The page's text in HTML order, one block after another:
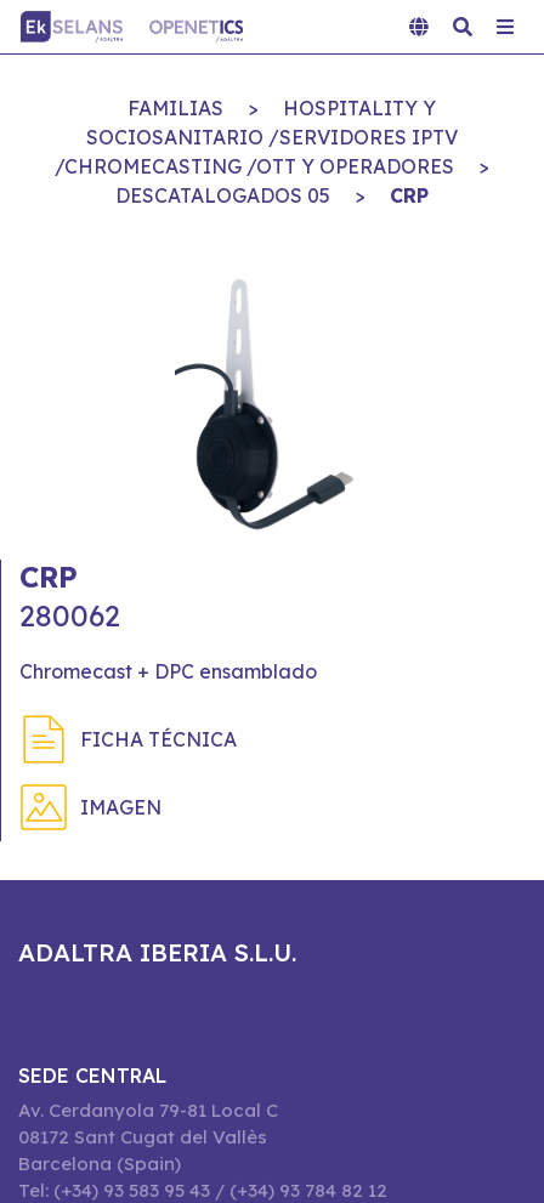
FAMILIAS >
HOSPITALITY Y
SOCIOSANITARIO /SERVIDORES IPTV
/CHROMECASTING /OTT Y OPERADORES
>
DESCATALOGADOS 05
> CRP
CRP
280062
Chromecast + DPC ensamblado
FICHA TÉCNICA
IMAGEN
ADALTRA IBERIA S.L.U.
SEDE CENTRAL
Av. Cerdanyola 79-81 Local C
08172 Sant Cugat del Vallès
Barcelona (Spain)
Tel: (+34) 93 583 95 43 / (+34) 93 784 82 12